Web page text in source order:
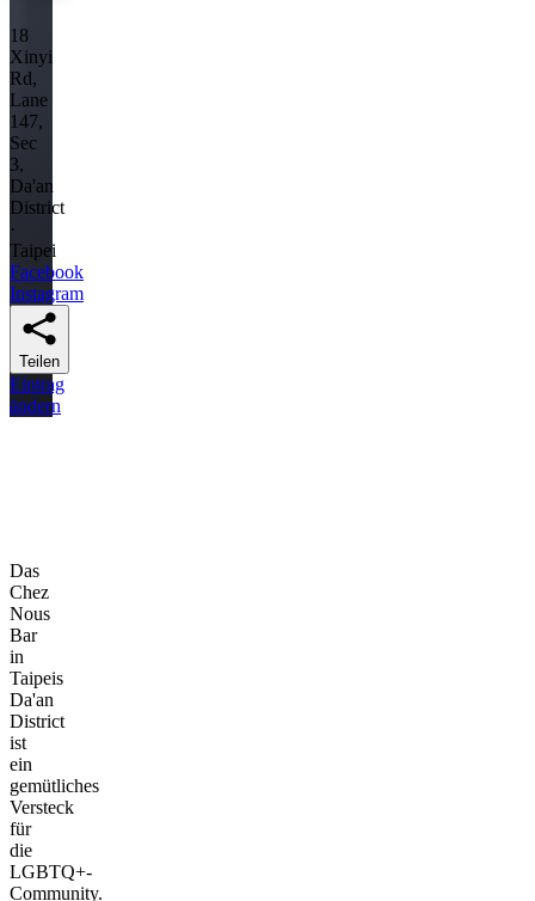
18
Xinyi
Rd,
Lane
147,
Sec
3,
Da'an
District
·
Taipei
Facebook
Instagram
Teilen
Eintrag
ändern
Das
Chez
Nous
Bar
in
Taipeis
Da'an
District
ist
ein
gemütliches
Versteck
für
die
LGBTQ+-
Community.